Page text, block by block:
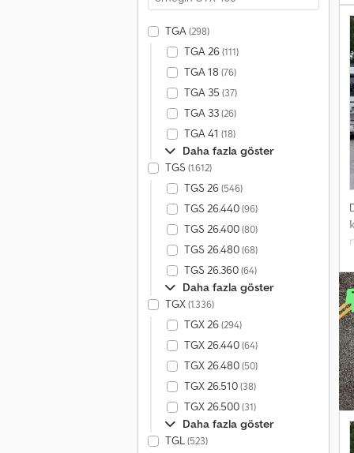
TGA(298)
TGA 26(111)
TGA 18 (76)
TGA 35 (37)
TGA 33(26)
TGA 41 (18)
Daha fazla göster
TGS (1.612)
TGS 26(546)
TGS 26.440(96)
TGS 26.400(80)
TGS 26.480(68)
TGS 26.360(64)
Daha fazla göster
TGX(1.336)
TGX 26(294)
TGX 26.440(64)
TGX 26.480(50)
TGX 26.510(38)
TGX 26.500(31)
Daha fazla göster
TGL(523)